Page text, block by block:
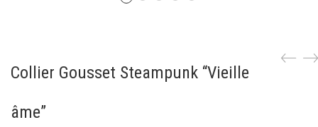
Collier Gousset Steampunk “Vieille
âme”